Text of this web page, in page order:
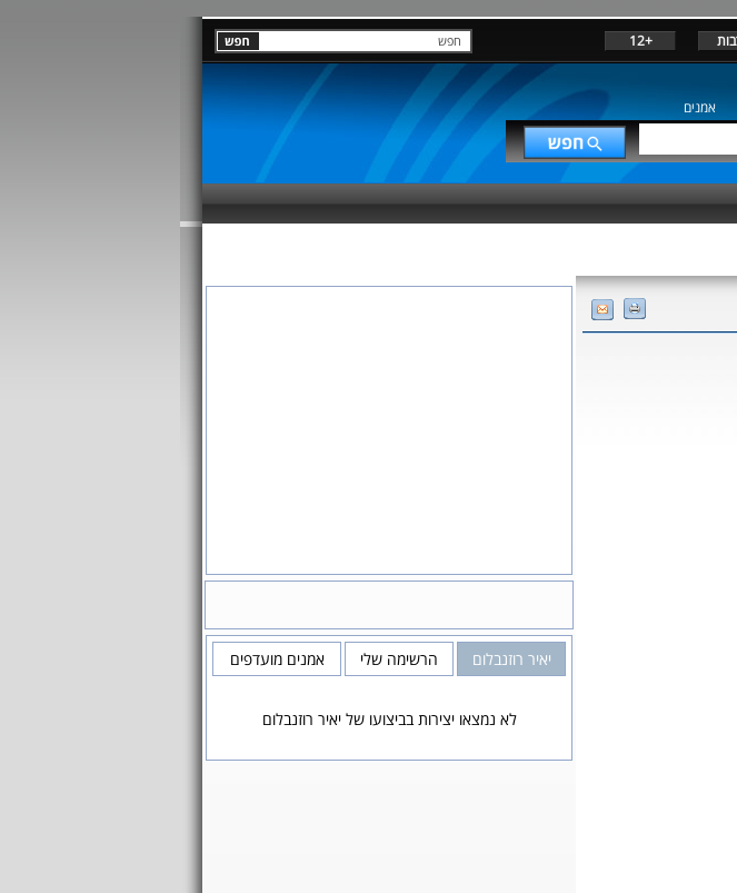
+12
אמנים
יאיר רוזנבלום הרשימה שלי אמנים מועדפים
לא נמצאו יצירות בביצועו של יאיר רוזנבלום